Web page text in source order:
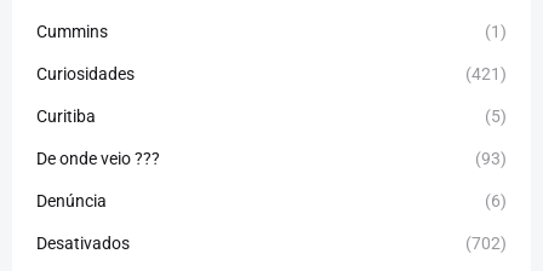
Cummins (1)
Curiosidades (421)
Curitiba (5)
De onde veio ??? (93)
Denúncia (6)
Desativados (702)